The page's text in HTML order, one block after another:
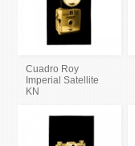
Cuadro Roy
Imperial Satellite
KN